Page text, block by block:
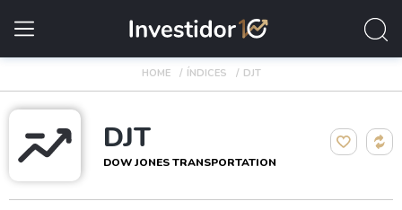
HOME ÍNDICES DJT
DJT
DOW JONES TRANSPORTATION